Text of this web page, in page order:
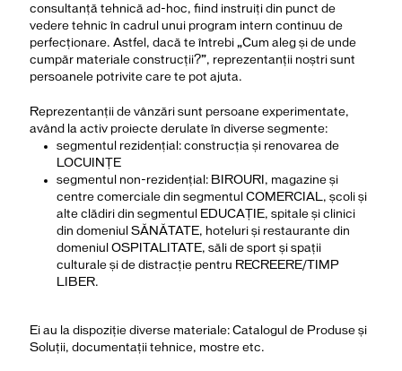
consultanță tehnică ad-hoc, fiind instruiți din punct de
vedere tehnic în cadrul unui program intern continuu de
perfecționare. Astfel, dacă te întrebi „Cum aleg și de unde
cumpăr materiale construcții?”, reprezentanții noștri sunt
persoanele potrivite care te pot ajuta.
Reprezentanții de vânzări sunt persoane experimentate,
având la activ proiecte derulate în diverse segmente:
segmentul rezidențial: construcția și renovarea de
LOCUINȚE
segmentul non-rezidențial: BIROURI, magazine și
centre comerciale din segmentul COMERCIAL, școli și
alte clădiri din segmentul EDUCAȚIE, spitale și clinici
din domeniul SĂNĂTATE, hoteluri și restaurante din
domeniul OSPITALITATE, săli de sport și spații
culturale și de distracție pentru RECREERE/TIMP
LIBER.
Ei au la dispoziție diverse materiale: Catalogul de Produse și
Soluții, documentații tehnice, mostre etc.